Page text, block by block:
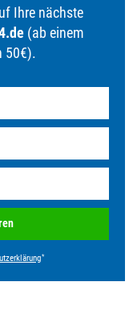
Ihre nächste
(ab einem
50€).
*